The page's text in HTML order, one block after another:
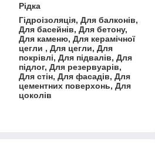
Рідка
Гідроізоляція, Для балконів,
Для басейнів, Для бетону,
Для каменю, Для керамічної
цегли , Для цегли, Для
покрівлі, Для підвалів, Для
підлог, Для резервуарів,
Для стін, Для фасадів, Для
цементних поверхонь, Для
цоколів